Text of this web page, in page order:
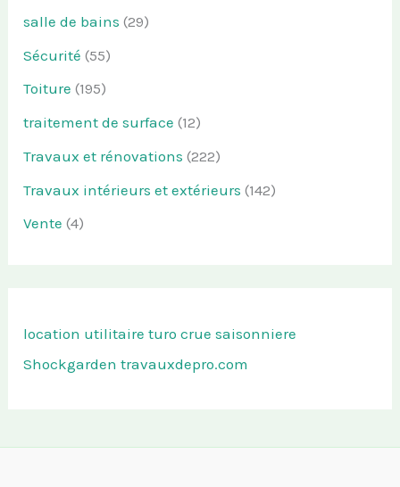
salle de bains (29)
Sécurité (55)
Toiture (195)
traitement de surface (12)
Travaux et rénovations (222)
Travaux intérieurs et extérieurs (142)
Vente (4)
location utilitaire turo crue saisonniere
Shockgarden travauxdepro.com